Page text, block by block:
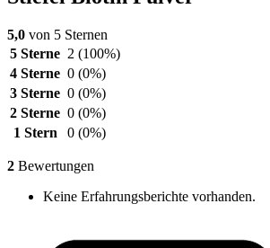
5,0 von 5 Sternen
5 Sterne 2 (100%)
4 Sterne 0 (0%)
3 Sterne 0 (0%)
2 Sterne 0 (0%)
1 Stern
0 (0%)
2 Bewertungen
Keine Erfahrungsberichte vorhanden.